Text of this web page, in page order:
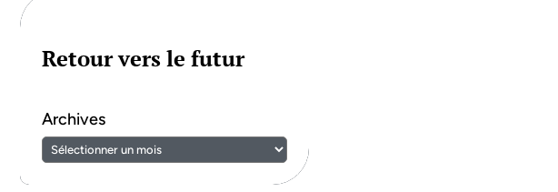
Retour vers le futur
Archives